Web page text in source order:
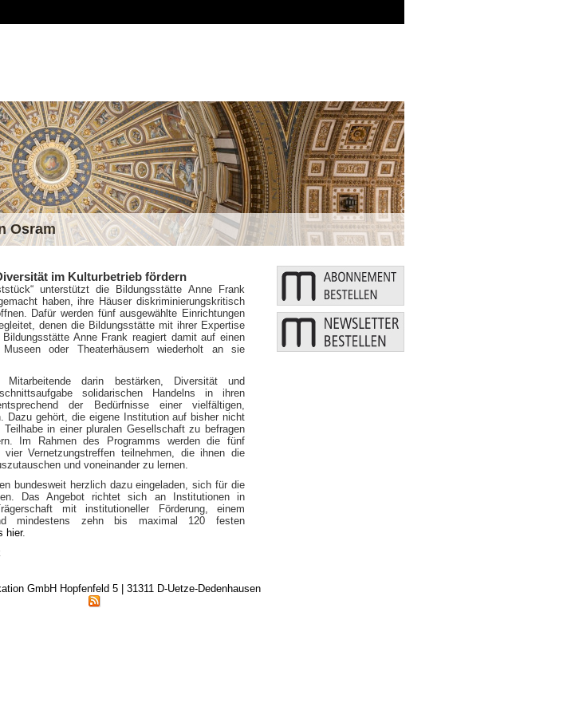
Osram
im Kulturbetrieb fördern
unterstützt die Bildungsstätte Anne Frank
haben, ihre Häuser diskriminierungskritisch
Dafür werden fünf ausgewählte Einrichtungen
denen die Bildungsstätte mit ihrer Expertise
Anne Frank reagiert damit auf einen
oder Theaterhäusern wiederholt an sie
darin bestärken, Diversität und
solidarischen Handelns in ihren
der Bedürfnisse einer vielfältigen,
Dazu gehört, die eigene Institution auf bisher nicht
in einer pluralen Gesellschaft zu befragen
Im Rahmen des Programms werden die fünf
Vernetzungstreffen teilnehmen, die ihnen die
und voneinander zu lernen.
bundesweit herzlich dazu eingeladen, sich für die
Das Angebot richtet sich an Institutionen in
mit institutioneller Förderung, einem
mindestens zehn bis maximal 120 festen
hier.
GmbH Hopfenfeld 5 | 31311 D-Uetze-Dedenhausen